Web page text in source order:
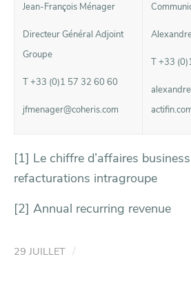
Jean-François Ménager
Directeur Général Adjoint
Groupe
T +33 (0)1 57 32 60 60
jfmenager@coheris.com
T +33
[1] Le chiffre d’affaires
refacturations intragroupe
[2] Annual recurring revenue
29 JUILLET /